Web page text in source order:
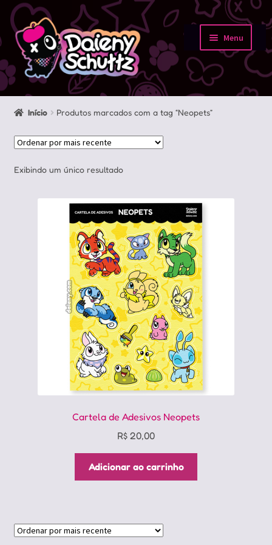
Pular
para
navegação
Pular
para
conteúdo
Menu
Início
Loja
Portfolio
Contato
Início Produtos marcados com a tag “Neopets”
Exibindo um único resultado
Cartela de Adesivos Neopets
R$ 20,00
Adicionar ao carrinho